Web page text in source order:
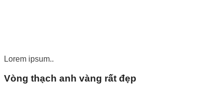
Lorem ipsum..
Vòng thạch anh vàng rất đẹp